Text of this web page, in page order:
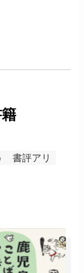
書評アリ